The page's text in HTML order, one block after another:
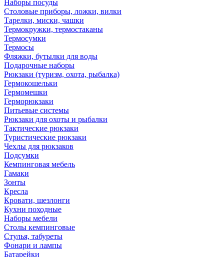
Наборы посуды
Столовые приборы, ложки, вилки
Тарелки, миски, чашки
Термокружки, термостаканы
Термосумки
Термосы
Фляжки, бутылки для воды
Подарочные наборы
Рюкзаки (туризм, охота, рыбалка)
Гермокошельки
Гермомешки
Герморюкзаки
Питьевые системы
Рюкзаки для охоты и рыбалки
Тактические рюкзаки
Туристические рюкзаки
Чехлы для рюкзаков
Подсумки
Кемпинговая мебель
Гамаки
Зонты
Кресла
Кровати, шезлонги
Кухни походные
Наборы мебели
Столы кемпинговые
Стулья, табуреты
Фонари и лампы
Батарейки